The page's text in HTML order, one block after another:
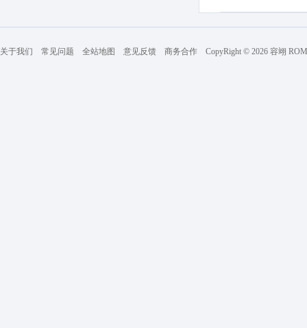
关于我们 常见问题 全站地图 意见反馈 商务合作 CopyRight © 2026 容翊